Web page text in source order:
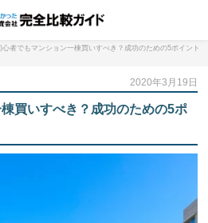
心者でもマンション一棟買いすべき？成功のための5ポイント
2020年3月19日
買いすべき？成功のための5ポ